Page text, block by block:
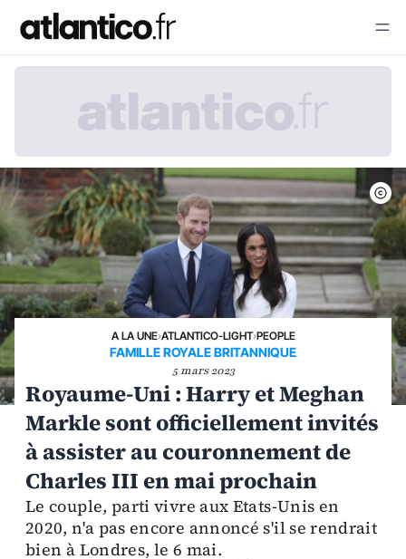
A LA UNE›ATLANTICO-LIGHT›PEOPLE
FAMILLE ROYALE BRITANNIQUE
5 mars 2023
Royaume-Uni : Harry et Meghan
Markle sont officiellement invités
à assister au couronnement de
Charles III en mai prochain
Le couple, parti vivre aux Etats-Unis en
2020, n'a pas encore annoncé s'il se rendrait
bien à Londres, le 6 mai.